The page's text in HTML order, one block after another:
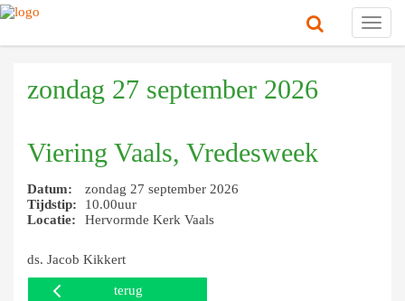
zondag 27 september 2026
Viering Vaals, Vredesweek
Datum:
zondag 27 september 2026
Tijdstip:
10.00uur
Locatie:
Hervormde Kerk Vaals
ds. Jacob Kikkert
terug